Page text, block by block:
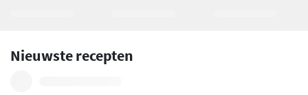
Nieuwste recepten